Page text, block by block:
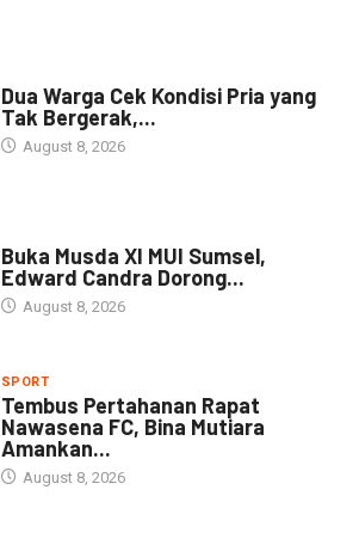
Dua Warga Cek Kondisi Pria yang
Tak Bergerak,...
August 8, 2026
Buka Musda XI MUI Sumsel,
Edward Candra Dorong...
August 8, 2026
SPORT
Tembus Pertahanan Rapat
Nawasena FC, Bina Mutiara
Amankan...
August 8, 2026